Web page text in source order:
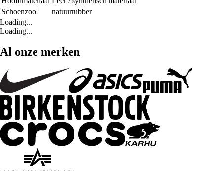
Schoenzool
natuurrubber
Loading...
Loading...
Al onze merken